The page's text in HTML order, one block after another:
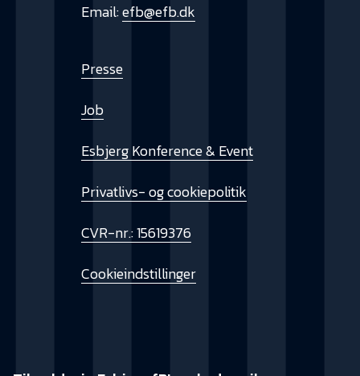
Email:efb@efb.dk
Presse
Job
Esbjerg Konference & Event
Privatlivs- og cookiepolitik
CVR-nr.: 15619376
Cookieindstillinger